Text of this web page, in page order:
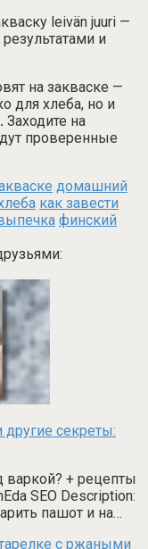
leivän juuri —
и
на закваске —
для хлеба, но и
. Заходите на
проверенные
домашний
как завести
финский
секреты:
варкой? + рецепты
SEO Description:
пашот и на…